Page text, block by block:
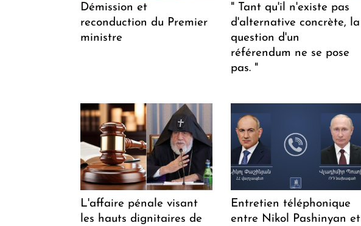
Démission et
reconduction du Premier
ministre
" Tant qu'il n'existe pas
d'alternative concrète, la
question d'un
référendum ne se pose
pas. "
L'affaire pénale visant
les hauts dignitaires de
Entretien téléphonique
entre Nikol Pashinyan et